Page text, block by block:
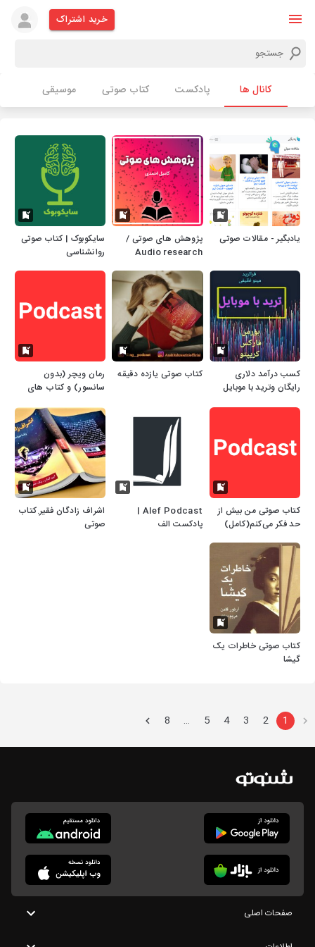
خرید اشتراک
کانال ها پادکست کتاب صوتی موسیقی
یادبگیر - مقالات صوتی
پژوهش های صوتی /
Audio research
سایکوبوک | کتاب صوتی
روانشناسی
کسب درآمد دلاری
رایگان وترید با موبایل
کتاب صوتی یازده دقیقه
رمان ویچر (بدون
سانسور) و کتاب های
کتاب صوتی من بیش از
حد فکر می‌کنم(کامل)
Alef Podcast |
پادکست الف
اشراف زادگان فقیر.کتاب
صوتی
کتاب صوتی خاطرات یک
گیشا
1
2
3
4
5
…
8
صفحات اصلی